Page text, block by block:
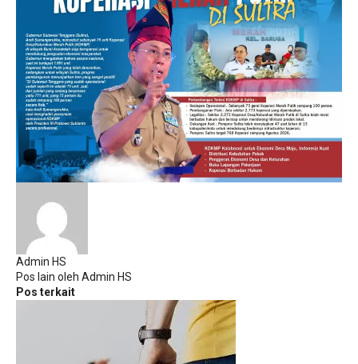
Admin HS
Pos lain oleh Admin HS
Pos terkait